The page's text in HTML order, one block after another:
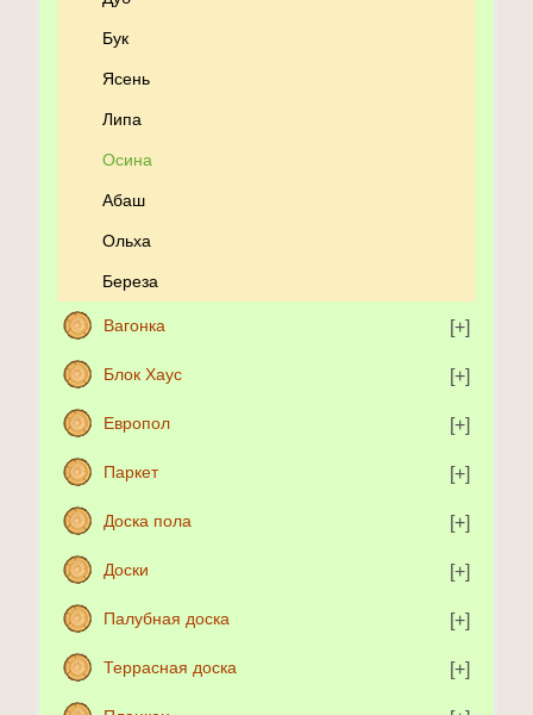
Бук
Ясень
Липа
Осина
Абаш
Ольха
Береза
Вагонка
Блок Хаус
Европол
Паркет
Доска пола
Доски
Палубная доска
Террасная доска